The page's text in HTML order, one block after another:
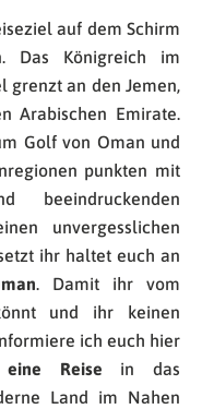
auf dem Schirm
Das Königreich im
grenzt an den Jemen,
Arabischen Emirate.
Golf von Oman und
punkten mit
beeindruckenden
unvergesslichen
ihr haltet euch an
. Damit ihr vom
und ihr keinen
ich euch hier
Reise in das
Land im Nahen